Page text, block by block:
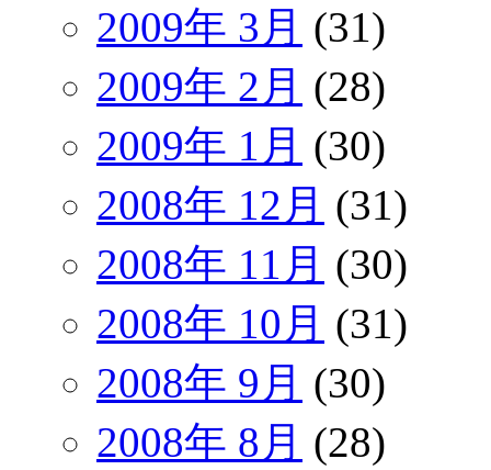
2009年 3月 (31)
2009年 2月 (28)
2009年 1月 (30)
2008年 12月 (31)
2008年 11月 (30)
2008年 10月 (31)
2008年 9月 (30)
2008年 8月 (28)